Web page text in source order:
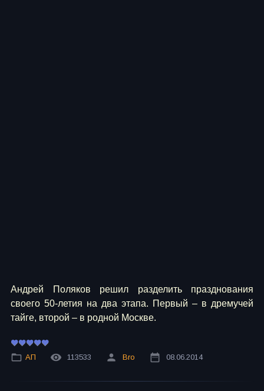
Андрей Поляков решил разделить празднования
своего 50-летия на два этапа. Первый – в дремучей
тайге, второй – в родной Москве.
АП 113533 Bro 08.06.2014